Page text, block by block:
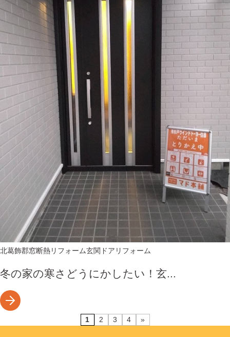
北葛飾郡窓断熱リフォーム玄関ドアリフォーム
冬の家の寒さどうにかしたい！玄...
1 2 3 4 »